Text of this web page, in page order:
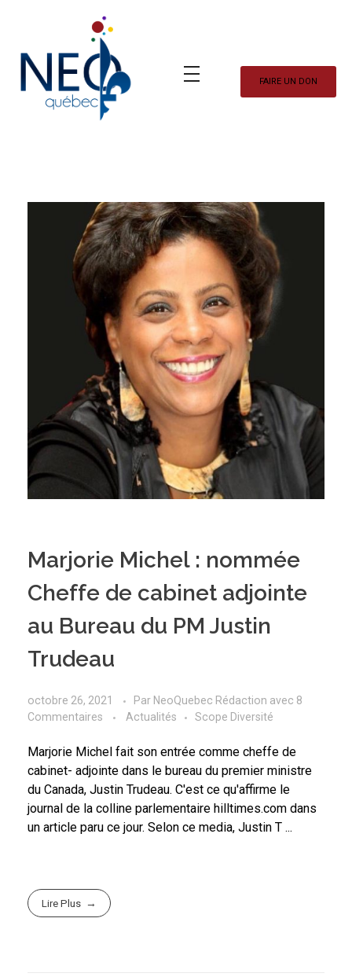
FAIRE UN DON
Marjorie Michel : nommée
Cheffe de cabinet adjointe
au Bureau du PM Justin
Trudeau
octobre 26, 2021 Par NeoQuebec Rédaction avec 8
Commentaires
Actualités Scope Diversité
Marjorie Michel fait son entrée comme cheffe de
cabinet- adjointe dans le bureau du premier ministre
du Canada, Justin Trudeau. C'est ce qu'affirme le
journal de la colline parlementaire hilltimes.com dans
un article paru ce jour. Selon ce media, Justin T ...
Lire Plus